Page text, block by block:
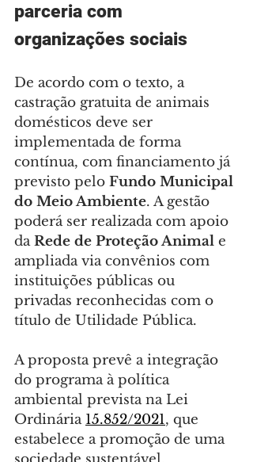
parceria com
organizações sociais
De acordo com o texto, a
castração gratuita de animais
domésticos deve ser
implementada de forma
contínua, com financiamento já
previsto pelo Fundo Municipal
do Meio Ambiente. A gestão
poderá ser realizada com apoio
da Rede de Proteção Animal e
ampliada via convênios com
instituições públicas ou
privadas reconhecidas com o
título de Utilidade Pública.
A proposta prevê a integração
do programa à política
ambiental prevista na Lei
Ordinária 15.852/2021, que
estabelece a promoção de uma